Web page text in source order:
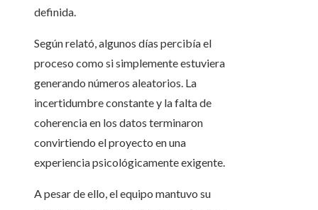
definida.
Según relató, algunos días percibía el
proceso como si simplemente estuviera
generando números aleatorios. La
incertidumbre constante y la falta de
coherencia en los datos terminaron
convirtiendo el proyecto en una
experiencia psicológicamente exigente.
A pesar de ello, el equipo mantuvo su